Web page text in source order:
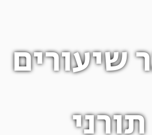
שיעורים
תורני